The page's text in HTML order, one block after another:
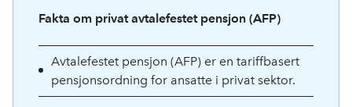
Fakta om privat avtalefestet pensjon (AFP)
Avtalefestet pensjon (AFP) er en tariffbasert
pensjonsordning for ansatte i privat sektor.